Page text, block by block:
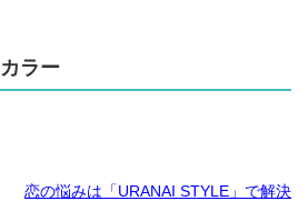
ラー
恋の悩みは「URANAI STYLE」で解決